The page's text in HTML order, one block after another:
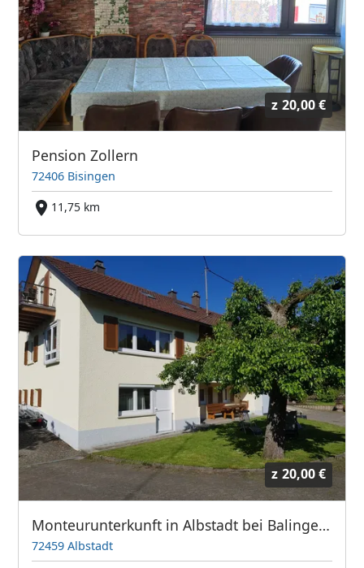
z 20,00 €
Pension Zollern
72406 Bisingen
11,75 km
z 20,00 €
Monteurunterkunft in Albstadt bei Balingen für bis zu 12 Personen
72459 Albstadt